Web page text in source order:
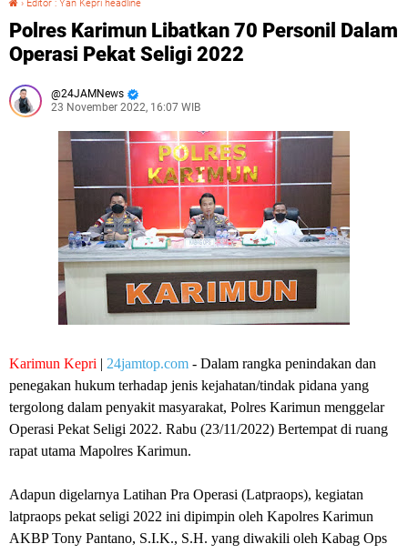
› Editor : Yan Kepri headline
Polres Karimun Libatkan 70 Personil Dalam
Operasi Pekat Seligi 2022
24JAMNews
23 November 2022, 16:07 WIB
Karimun Kepri | 24jamtop.com - Dalam rangka penindakan dan
penegakan hukum terhadap jenis kejahatan/tindak pidana yang
tergolong dalam penyakit masyarakat, Polres Karimun menggelar
Operasi Pekat Seligi 2022. Rabu (23/11/2022) Bertempat di ruang
rapat utama Mapolres Karimun.
Adapun digelarnya Latihan Pra Operasi (Latpraops), kegiatan
latpraops pekat seligi 2022 ini dipimpin oleh Kapolres Karimun
AKBP Tony Pantano, S.I.K., S.H. yang diwakili oleh Kabag Ops